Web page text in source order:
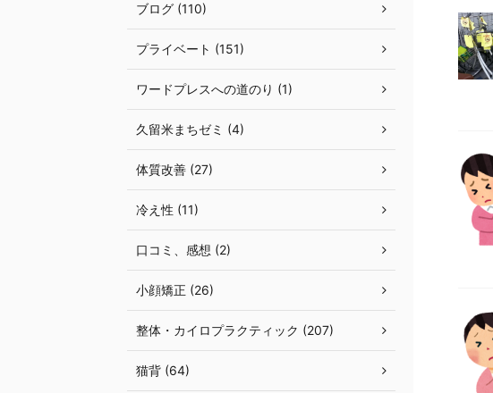
ブログ (110)
プライベート (151)
ワードプレスへの道のり (1)
久留米まちゼミ (4)
体質改善 (27)
冷え性 (11)
口コミ、感想 (2)
小顔矯正 (26)
整体・カイロプラクティック (207)
猫背 (64)